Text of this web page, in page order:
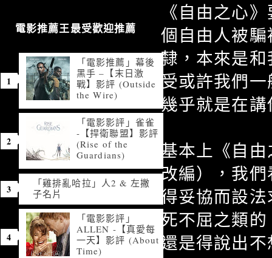
《自由之心
個自由人被
隸，本來是
受或許我們
幾乎就是在
基本上《自
改編），我
得妥協而設
死不屈之類
還是得說出
電影推薦王最受歡迎推薦
「電影推薦」幕後
黑手 –【末日激
戰】影評 (Outside
the Wire)
「電影影評」雀雀
-【捍衛聯盟】影評
(Rise of the
Guardians)
「雞排亂哈拉」人2 & 左撇
子名片
「電影影評」
ALLEN -【真愛每
一天】影評 (About
Time)